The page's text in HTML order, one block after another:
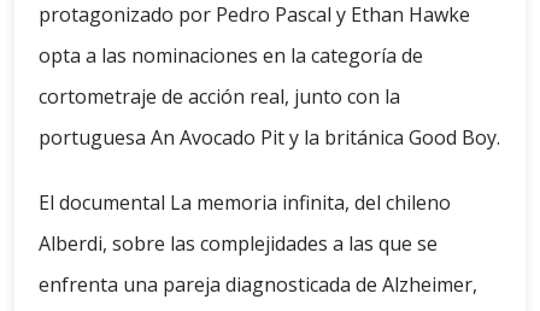
protagonizado por Pedro Pascal y Ethan Hawke
opta a las nominaciones en la categoría de
cortometraje de acción real, junto con la
portuguesa An Avocado Pit y la británica Good Boy.
El documental La memoria infinita, del chileno
Alberdi, sobre las complejidades a las que se
enfrenta una pareja diagnosticada de Alzheimer,